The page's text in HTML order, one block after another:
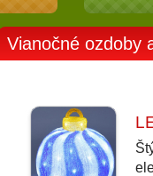
Vianočné ozdoby